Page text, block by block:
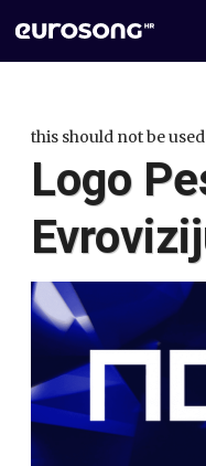
this should not be used
Logo